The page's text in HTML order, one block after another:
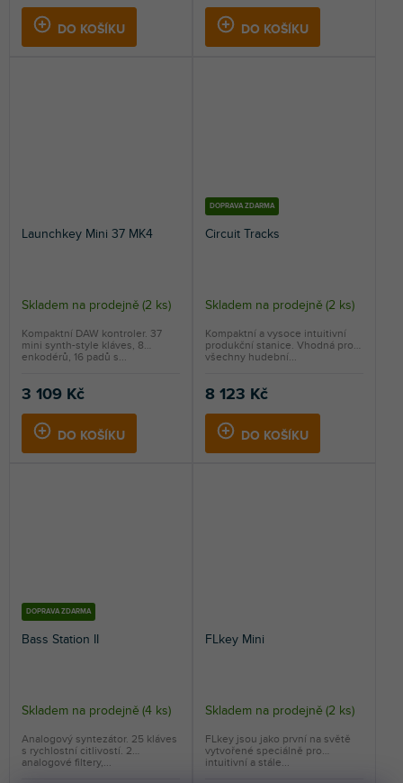
DO KOŠÍKU DO KOŠÍKU
Launchkey Mini 37 MK4
Skladem na prodejně (2 ks)
3 109 Kč
DO KOŠÍKU
Kompaktní DAW kontroler. 37
mini synth-style kláves, 8
enkodérů, 16 padů s...
DOPRAVA ZDARMA
Circuit Tracks
Skladem na prodejně (2 ks)
8 123 Kč
DO KOŠÍKU
Kompaktní a vysoce intuitivní
produkční stanice. Vhodná pro
všechny hudební...
DOPRAVA ZDARMA
Bass Station II
Skladem na prodejně (4 ks)
Analogový syntezátor. 25 kláves
s rychlostní citlivostí. 2
analogové filtery,...
FLkey Mini
Skladem na prodejně (2 ks)
FLkey jsou jako první na světě
vytvořené speciálně pro
intuitivní a stále...